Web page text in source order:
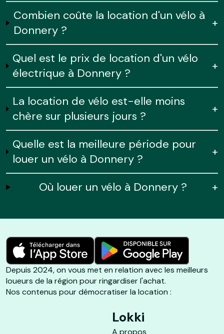
Combien coûte la location d'un vélo à
Donnery ?
+
Quel est le prix de location d'un vélo
électrique à Donnery ?
+
La location de vélo est-elle moins
chère sur plusieurs jours ?
+
Quelle est la meilleure période pour
louer un vélo à Donnery ?
+
Où louer un vélo à Donnery ? +
Depuis 2024, on vous met en relation avec les meilleurs
loueurs de la région pour ringardiser l'achat.
Nos contenus pour démocratiser la location :
Lokki
A propos